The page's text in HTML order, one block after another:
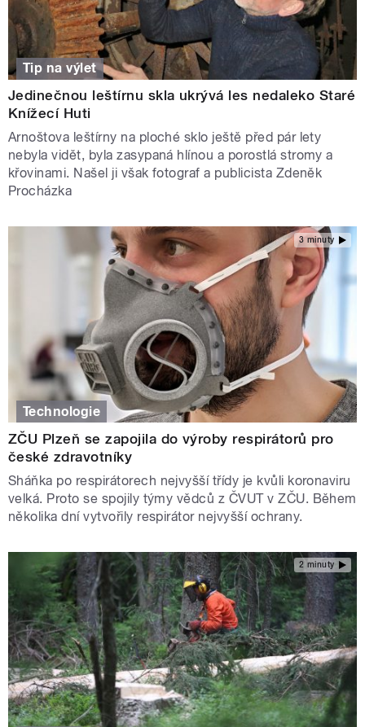
Tip na výlet
Jedinečnou leštírnu skla ukrývá les nedaleko Staré
Knížecí Huti
Arnoštova leštírny na ploché sklo ještě před pár lety
nebyla vidět, byla zasypaná hlínou a porostlá stromy a
křovinami. Našel ji však fotograf a publicista Zdeněk
Procházka
3 minuty
Technologie
ZČU Plzeň se zapojila do výroby respirátorů pro
české zdravotníky
Sháňka po respirátorech nejvyšší třídy je kvůli koronaviru
velká. Proto se spojily týmy vědců z ČVUT v ZČU. Během
několika dní vytvořily respirátor nejvyšší ochrany.
2 minuty